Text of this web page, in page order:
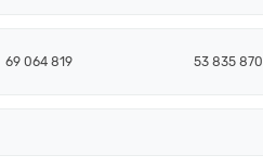
69 064 819 53 835 870